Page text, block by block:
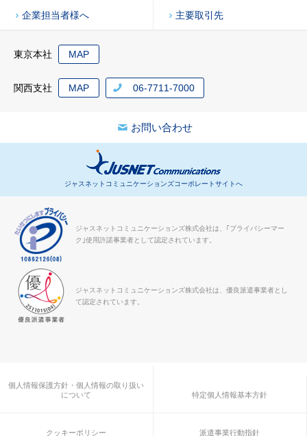
企業担当者様へ 主要取引先
東京本社 MAP
関西支社 MAP 06-7711-7000
お問い合わせ
ジャスネットコミュニケーションズコーポレートサイトへ
ジャスネットコミュニケーションズ株式会社は、｢プライバシーマー
ク｣使用許諾事業者として認定されています。
ジャスネットコミュニケーションズ株式会社は、優良派遣事業者とし
て認定されています。
個人情報保護方針・個人情報の取り扱い
について
特定個人情報基本方針
クッキーポリシー 派遣事業行動指針